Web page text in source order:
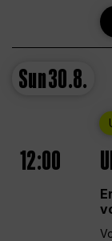
Sun30.8.
12:00